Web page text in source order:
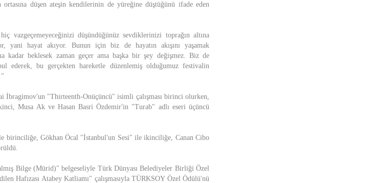
düşen ateşin kendilerinin de yüreğine düştüğünü ifade eden
düşündüğünüz sevdiklerinizi toprağın altına
yani hayat akıyor. Bunun için biz de hayatın akışını yaşamak
kadar beklesek zaman geçer ama başka bir şey değişmez. Biz de
ederek, bu gerçekten hareketle düzenlemiş olduğumuz festivalin
İbragimov'un "Thirteenth-Onüçüncü" isimli çalışması birinci olurken,
Musa Ak ve Hasan Basri Özdemir'in "Turab" adlı eseri üçüncü
birinciliğe, Gökhan Öcal "İstanbul'un Sesi" ile ikinciliğe, Canan Cibo
Bilge (Mürid)" belgeseliyle Türk Dünyası Belediyeler Birliği Özel
Hafızası Atabey Katliamı" çalışmasıyla TÜRKSOY Özel Ödülü'nü